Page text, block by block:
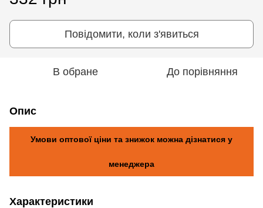
Повідомити, коли з'явиться
В обране До порівняння
Опис
Умови оптової ціни та знижок можна дізнатися у
менеджера
Характеристики